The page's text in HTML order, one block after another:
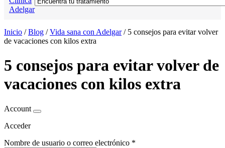
Inicio /Blog /Vida sana con Adelgar/ 5 consejos para evitar volver
de vacaciones con kilos extra
5 consejos para evitar volver de
vacaciones con kilos extra
Account
Acceder
Nombre de usuario o correo electrónico *